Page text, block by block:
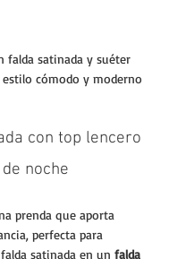
falda satinada y suéter
cómodo y moderno
con top lencero
noche
prenda que aporta
perfecta para
satinada en un falda